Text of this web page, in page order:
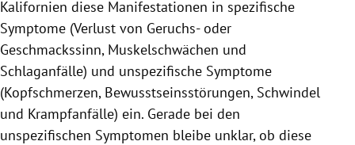
Kalifornien diese Manifestationen in spezifische
Symptome (Verlust von Geruchs- oder
Geschmackssinn, Muskelschwächen und
Schlaganfälle) und unspezifische Symptome
(Kopfschmerzen, Bewusstseinsstörungen, Schwindel
und Krampfanfälle) ein. Gerade bei den
unspezifischen Symptomen bleibe unklar, ob diese